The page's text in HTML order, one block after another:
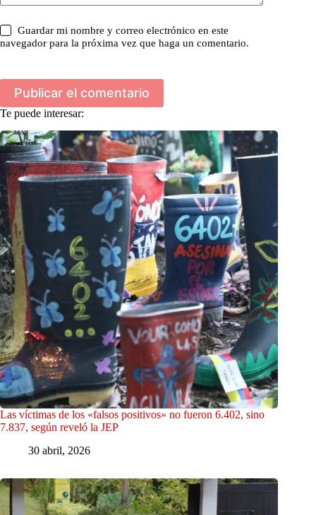
Guardar mi nombre y correo electrónico en este
navegador para la próxima vez que haga un comentario.
Publicar el comentario
Te puede interesar:
Las víctimas de los «falsos positivos» no fueron 6.402, sino
7.837, según reveló la JEP
30 abril, 2026